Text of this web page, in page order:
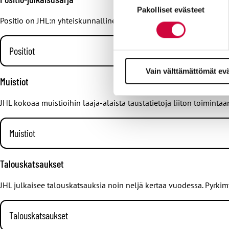
Evästeistä osa on
Pakolliset evästeet
Vain välttämättömät
Positio on JHL:n yhteiskunnallinen julkaisusarja, jossa
Positiot
Muistiot
JHL kokoaa muistioihin laaja-alaista taustatietoja liiton
Muistiot
Pohjoismaiselle tielle -muistio
Talouskatsaukset
JHL julkaisee talouskatsauksia noin neljä kertaa vuodessa.
Talouskatsaukset